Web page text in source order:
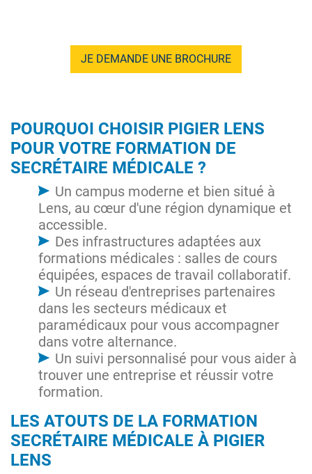
JE DEMANDE UNE BROCHURE
POURQUOI CHOISIR PIGIER LENS
POUR VOTRE FORMATION DE
SECRÉTAIRE MÉDICALE ?
Un campus moderne et bien situé à
Lens, au cœur d'une région dynamique et
accessible.
Des infrastructures adaptées aux
formations médicales : salles de cours
équipées, espaces de travail collaboratif.
Un réseau d'entreprises partenaires
dans les secteurs médicaux et
paramédicaux pour vous accompagner
dans votre alternance.
Un suivi personnalisé pour vous aider à
trouver une entreprise et réussir votre
formation.
LES ATOUTS DE LA FORMATION
SECRÉTAIRE MÉDICALE À PIGIER
LENS